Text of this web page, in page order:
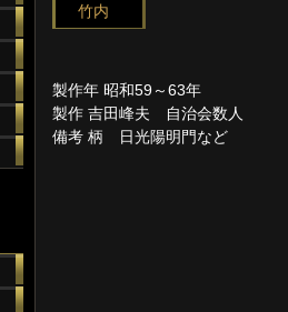
竹内
製作年 昭和59～63年
製作 吉田峰夫 自治会数人
備考 柄 日光陽明門など